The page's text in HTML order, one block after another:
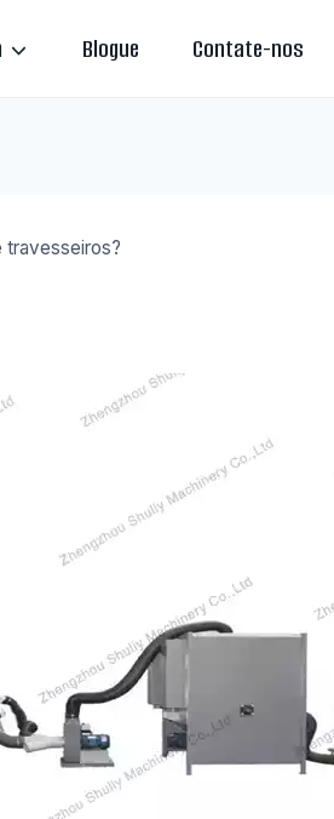
Blogue Contate-nos
travesseiros?